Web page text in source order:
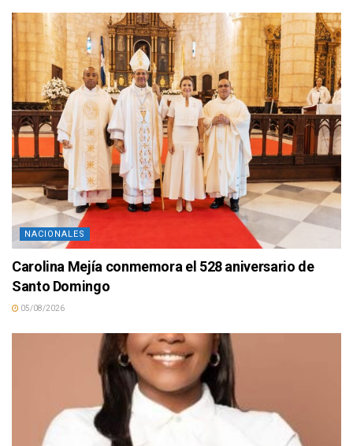
NACIONALES
Carolina Mejía conmemora el 528 aniversario de
Santo Domingo
05/08/2026